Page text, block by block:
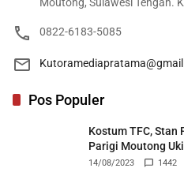
0822-6183-5085
Pos Populer
Kostum TFC, Stan
Parigi Moutong
14/08/2023 1442